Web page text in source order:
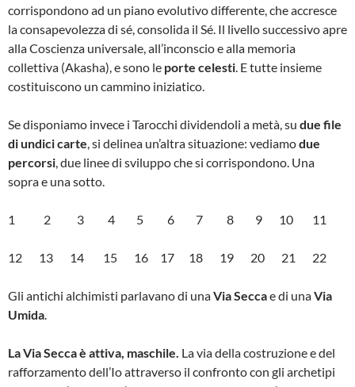
corrispondono ad un piano evolutivo differente, che accresce
la consapevolezza di sé, consolida il Sé. Il livello successivo apre
alla Coscienza universale, all’inconscio e alla memoria
collettiva (Akasha), e sono le porte celesti. E tutte insieme
costituiscono un cammino iniziatico.
Se disponiamo invece i Tarocchi dividendoli a metà, su due file
di undici carte, si delinea un’altra situazione: vediamodue
percorsi, due linee di sviluppo che si corrispondono. Una
sopra e una sotto.
1 2 3 4 5 6 7 8 9 10 11
12 13 14 15 16 17 18 19 20 21 22
Gli antichi alchimisti parlavano di unaVia Seccae di unaVia
Umida.
La Via Secca è attiva, maschile. La via della costruzione e del
rafforzamento dell’Io attraverso il confronto con gli archetipi